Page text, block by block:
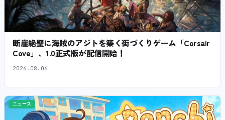
断崖絶壁に海賊のアジトを築く街づくりゲーム「Corsair
Cove」、1.0正式版が配信開始！
2026.08.06
ニュース